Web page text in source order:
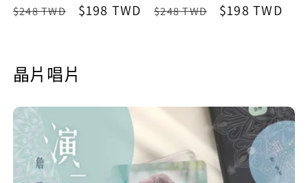
定
$248 TWD
售
$198 TWD
定
$248 TWD
售
$198 TWD
晶片唱片